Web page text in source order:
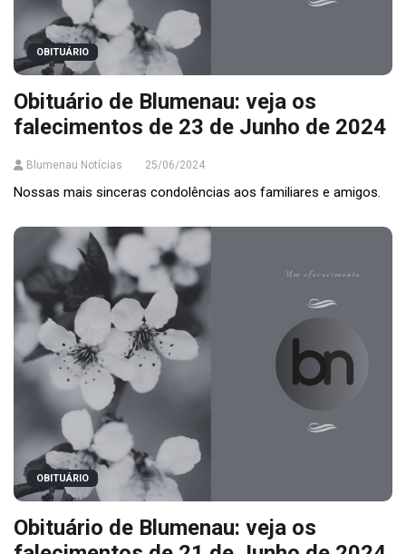
OBITUÁRIO
Obituário de Blumenau: veja os
falecimentos de 23 de Junho de 2024
Blumenau Notícias 25/06/2024
Nossas mais sinceras condolências aos familiares e amigos.
OBITUÁRIO
Obituário de Blumenau: veja os